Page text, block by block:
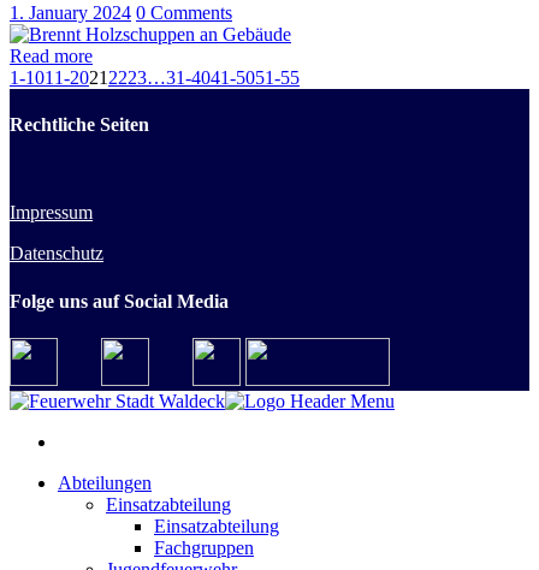
1. January 2024 0 Comments
Read more
1-1011-2021 2223…31-4041-5051-55
Rechtliche Seiten
Impressum
Datenschutz
Folge uns auf Social Media
Abteilungen
Einsatzabteilung
Einsatzabteilung
Fachgruppen